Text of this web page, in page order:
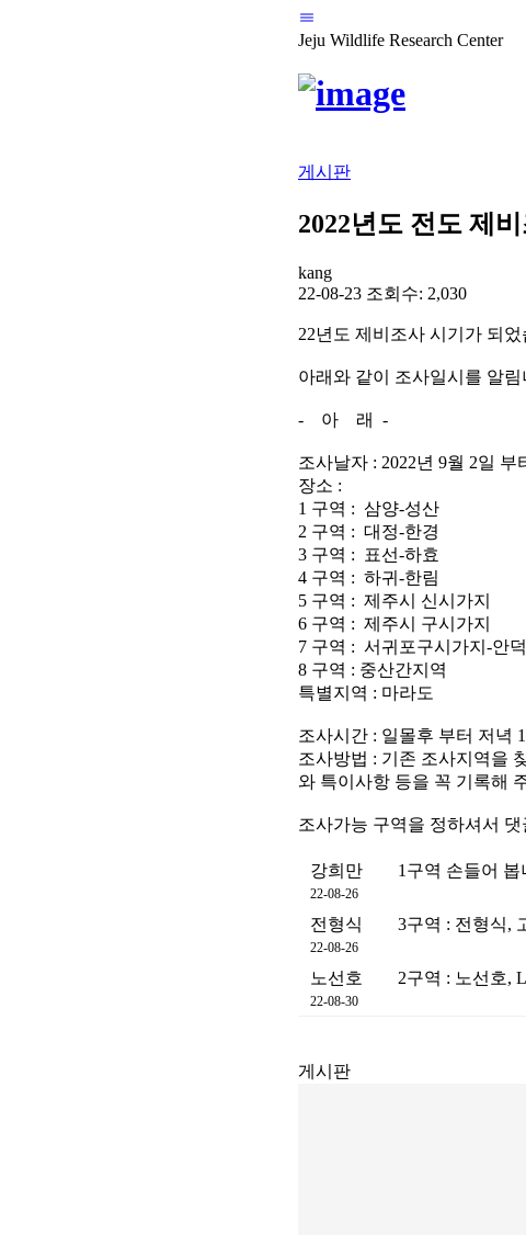
Jeju Wildlife Research Center
게시판
2022년도 전도 제
kang
22-08-23 조회수: 2,030
22년도 제비조사 시기가 되었
아래와 같이 조사일시를 알림
- 아 래 -
조사날자 : 2022년 9월 2일 부
장소 :
1 구역 : 삼양-성산
2 구역 : 대정-한경
3 구역 : 표선-하효
4 구역 : 하귀-한림
5 구역 : 제주시 신시가지
6 구역 : 제주시 구시가지
7 구역 : 서귀포구시가지-안덕
8 구역 : 중산간지역
특별지역 : 마라도
조사시간 : 일몰후 부터 저녁
조사방법 : 기존 조사지역을
와 특이사항 등을 꼭 기록해
조사가능 구역을 정하셔서
강희만
22-08-26
1구역 손들어 봅
전형식
22-08-26
3구역 : 전형식,
노선호
22-08-30
2구역 : 노선호,
게시판